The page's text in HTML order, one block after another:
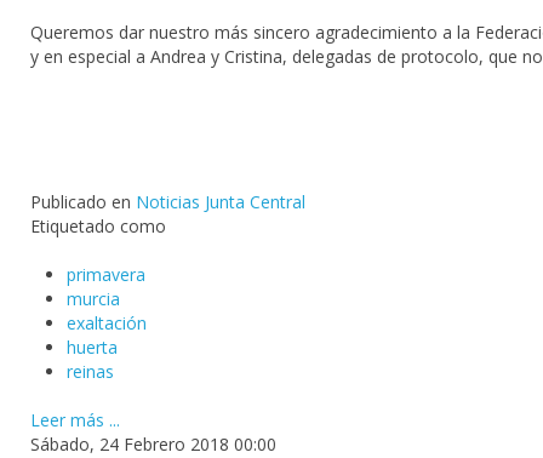
Queremos dar nuestro más sincero agradecimiento a la
y en especial a Andrea y Cristina, delegadas de protocolo, que
Publicado en Noticias Junta Central
Etiquetado como
primavera
murcia
exaltación
huerta
reinas
Leer más ...
Sábado, 24 Febrero 2018 00:00